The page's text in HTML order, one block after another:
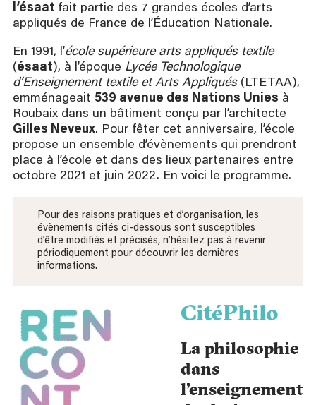
l’ésaat fait partie des 7 grandes écoles d’arts
appliqués de France de l’Éducation Nationale.
En 1991, l’école supérieure arts appliqués textile
(ésaat), à l’époque Lycée Technologique
d’Enseignement textile et Arts Appliqués(LTETAA),
emménageait 539 avenue des Nations Unies à
Roubaix dans un bâtiment conçu par l’architecte
Gilles Neveux. Pour fêter cet anniversaire, l’école
propose un ensemble d’évènements qui prendront
place à l’école et dans des lieux partenaires entre
octobre 2021 et juin 2022. En voici le programme.
Pour des raisons pratiques et d’organisation, les
évènements cités ci-dessous sont susceptibles
d’être modifiés et précisés, n’hésitez pas à revenir
périodiquement pour découvrir les dernières
informations.
CitéPhilo
La philosophie
dans
l’enseignement